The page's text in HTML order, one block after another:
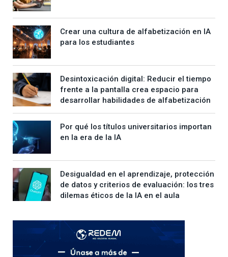
Crear una cultura de alfabetización en IA
para los estudiantes
Desintoxicación digital: Reducir el tiempo
frente a la pantalla crea espacio para
desarrollar habilidades de alfabetización
Por qué los títulos universitarios importan
en la era de la IA
Desigualdad en el aprendizaje, protección
de datos y criterios de evaluación: los tres
dilemas éticos de la IA en el aula